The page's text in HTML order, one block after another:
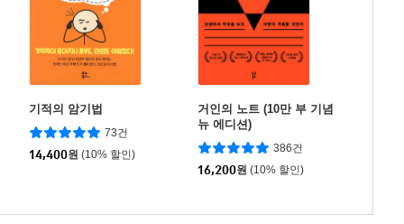
기적의 암기법
73건
14,400원 (10% 할인)
거인의 노트 (10만 부 기념
뉴 에디션)
386건
16,200원 (10% 할인)